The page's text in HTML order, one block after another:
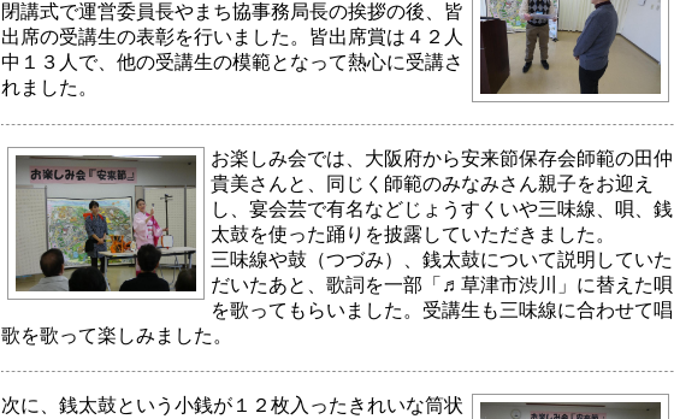
閉講式で運営委員長やまち協事務局長の挨拶の後、皆
出席の受講生の表彰を行いました。皆出席賞は４２人
中１３人で、他の受講生の模範となって熱心に受講さ
れました。
お楽しみ会では、大阪府から安来節保存会師範の田仲
貴美さんと、同じく師範のみなみさん親子をお迎え
し、宴会芸で有名などじょうすくいや三味線、唄、銭
太鼓を使った踊りを披露していただきました。
三味線や鼓（つづみ）、銭太鼓について説明していた
だいたあと、歌詞を一部「♬草津市渋川」に替えた唄
を歌ってもらいました。受講生も三味線に合わせて唱
歌を歌って楽しみました。
次に、銭太鼓という小銭が１２枚入ったきれいな筒状